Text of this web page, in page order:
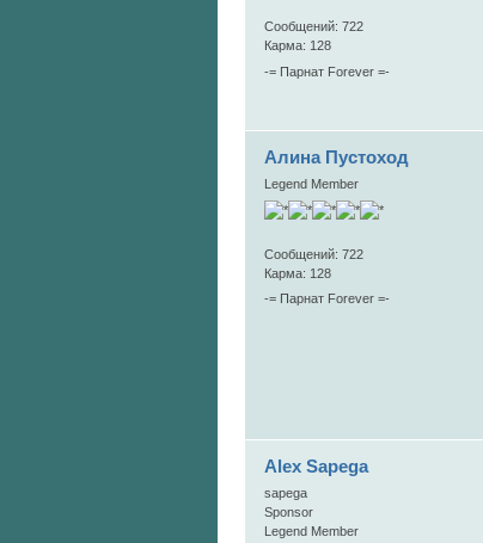
Сообщений: 722
Карма: 128
-= Парнат Forever =-
Алина Пустоход
Legend Member
Сообщений: 722
Карма: 128
-= Парнат Forever =-
Alex Sapega
sapega
Sponsor
Legend Member